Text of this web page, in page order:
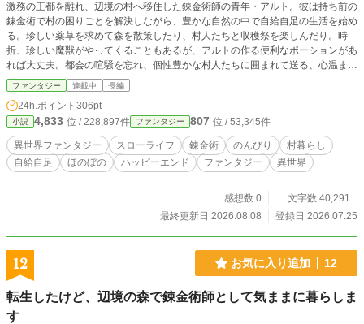
激務の王都を離れ、辺境の村へ移住した錬金術師の青年・アルト。彼は持ち前の
錬金術で村の困りごとを解決しながら、豊かな自然の中で自給自足の生活を始め
る。珍しい薬草を求めて森を散策したり、村人たちと収穫祭を楽しんだり。時
折、珍しい魔獣がやってくることもあるが、アルトの作る便利なポーションがあ
れば大丈夫。都会の喧騒を忘れ、個性豊かな村人たちに囲まれて送る、心温まる
スローライフ・ファンタジー。美味しい料理と可愛いペットと共に、アルトの穏
やかな日常が、今日もゆったりと流れていきます。
ファンタジー 連載中 長編
24h.ポイント 306pt
小説 4,833 位 / 228,897件 ファンタジー 807 位 / 53,345件
異世界ファンタジー スローライフ 錬金術 のんびり
村暮らし
自給自足
ほのぼの ハッピーエンド ファンタジー 異世界
感想数 0
文字数 40,291
最終更新日 2026.08.08
登録日 2026.07.25
12 お気に入り追加 12
転生したけど、辺境の森で錬金術師として気ままに暮らしま
す